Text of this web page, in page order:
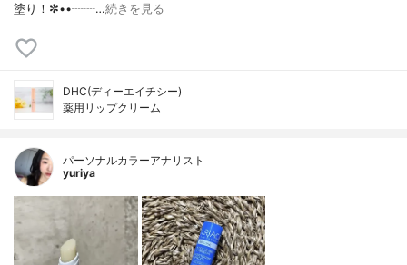
塗り！✼••┈┈…続きを見る
DHC(ディーエイチシー)
薬用リップクリーム
パーソナルカラーアナリスト
yuriya